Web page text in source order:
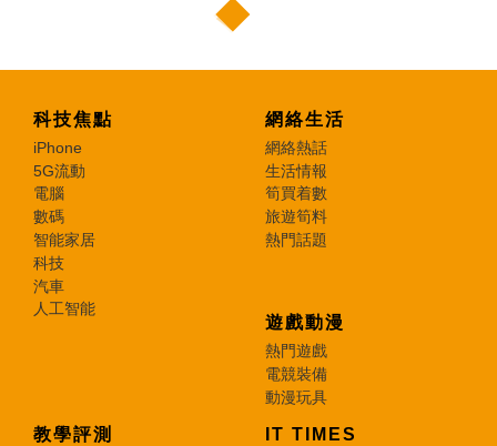
科技焦點
iPhone
5G流動
電腦
數碼
智能家居
科技
汽車
人工智能
網絡生活
網絡熱話
生活情報
筍買着數
旅遊筍料
熱門話題
遊戲動漫
熱門遊戲
電競裝備
動漫玩具
教學評測 IT TIMES